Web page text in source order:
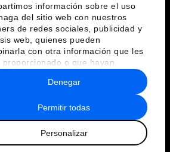
información sobre el uso
del sitio web con nuestros
de redes sociales, publicidad y
web, quienes pueden
con otra información que les
proporcionado o que hayan
a partir del uso que haya
de sus servicios.
Permitir todas
Personalizar
Denegar
y normas de uso
Sitemap
Foro Económico Mundial